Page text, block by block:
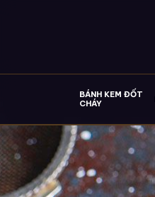
BÁNH KEM ĐỐT
CHÁY